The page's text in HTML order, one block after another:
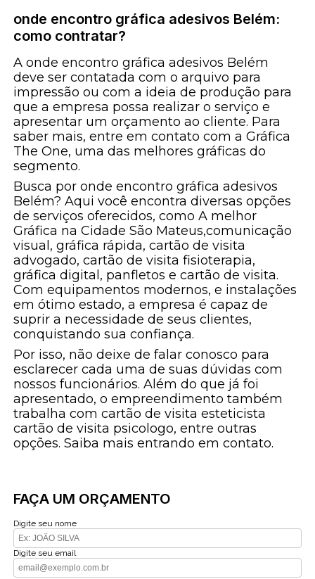
onde encontro gráfica adesivos Belém:
como contratar?
A onde encontro gráfica adesivos Belém
deve ser contatada com o arquivo para
impressão ou com a ideia de produção para
que a empresa possa realizar o serviço e
apresentar um orçamento ao cliente. Para
saber mais, entre em contato com a Gráfica
The One, uma das melhores gráficas do
segmento.
Busca por onde encontro gráfica adesivos
Belém? Aqui você encontra diversas opções
de serviços oferecidos, como A melhor
Gráfica na Cidade São Mateus,comunicação
visual, gráfica rápida, cartão de visita
advogado, cartão de visita fisioterapia,
gráfica digital, panfletos e cartão de visita.
Com equipamentos modernos, e instalações
em ótimo estado, a empresa é capaz de
suprir a necessidade de seus clientes,
conquistando sua confiança.
Por isso, não deixe de falar conosco para
esclarecer cada uma de suas dúvidas com
nossos funcionários. Além do que já foi
apresentado, o empreendimento também
trabalha com cartão de visita esteticista
cartão de visita psicologo, entre outras
opções. Saiba mais entrando em contato.
FAÇA UM ORÇAMENTO
Digite seu nome
Digite seu email